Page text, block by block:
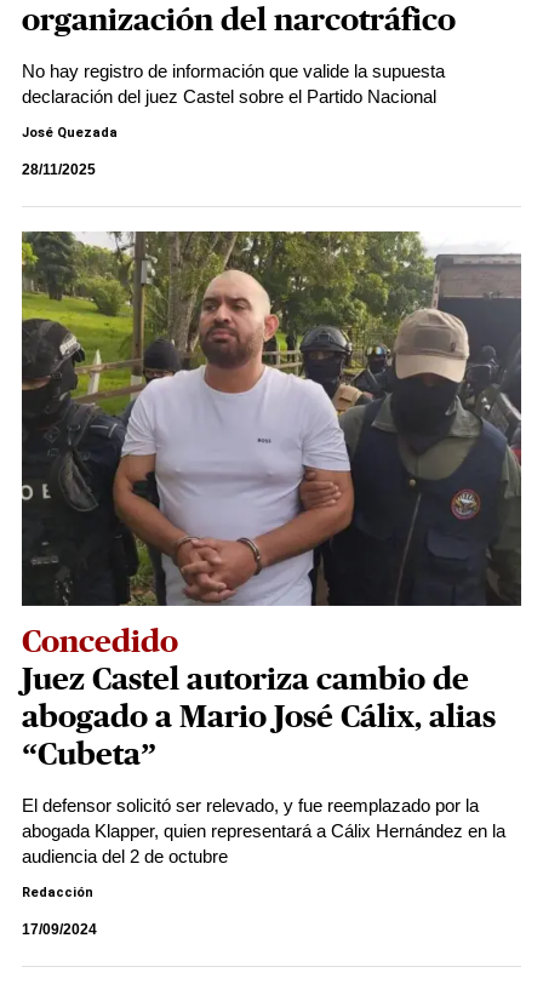
organización del narcotráfico
No hay registro de información que valide la supuesta
declaración del juez Castel sobre el Partido Nacional
José Quezada
28/11/2025
Concedido
Juez Castel autoriza cambio de
abogado a Mario José Cálix, alias
“Cubeta”
El defensor solicitó ser relevado, y fue reemplazado por la
abogada Klapper, quien representará a Cálix Hernández en la
audiencia del 2 de octubre
Redacción
17/09/2024